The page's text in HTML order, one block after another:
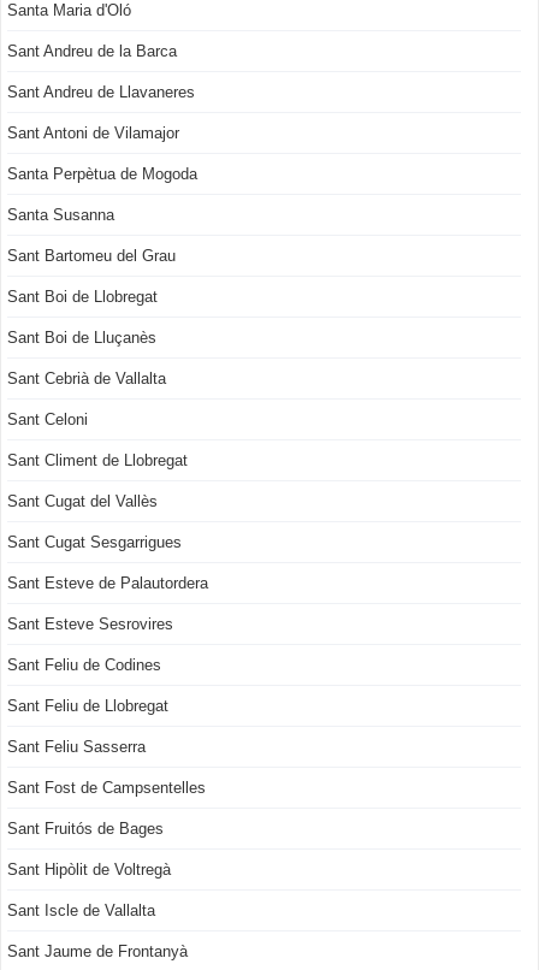
Santa Maria d'Oló
Sant Andreu de la Barca
Sant Andreu de Llavaneres
Sant Antoni de Vilamajor
Santa Perpètua de Mogoda
Santa Susanna
Sant Bartomeu del Grau
Sant Boi de Llobregat
Sant Boi de Lluçanès
Sant Cebrià de Vallalta
Sant Celoni
Sant Climent de Llobregat
Sant Cugat del Vallès
Sant Cugat Sesgarrigues
Sant Esteve de Palautordera
Sant Esteve Sesrovires
Sant Feliu de Codines
Sant Feliu de Llobregat
Sant Feliu Sasserra
Sant Fost de Campsentelles
Sant Fruitós de Bages
Sant Hipòlit de Voltregà
Sant Iscle de Vallalta
Sant Jaume de Frontanyà